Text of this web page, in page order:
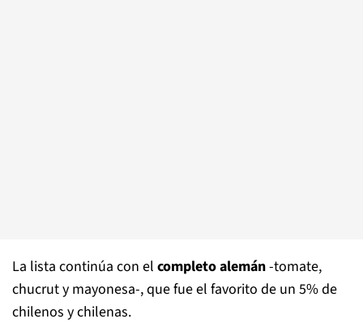
La lista continúa con el completo alemán-tomate,
chucrut y mayonesa-, que fue el favorito de un 5% de
chilenos y chilenas.